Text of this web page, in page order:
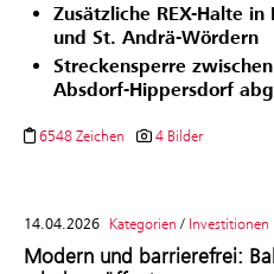
Zusätzliche REX-Halte
und St. Andrä-Wördern
Streckensperre
Absdorf-Hippersdorf
6548 Zeichen 4 Bilder
14.04.2026 Kategorien / Investitionen
Modern und barrierefrei: